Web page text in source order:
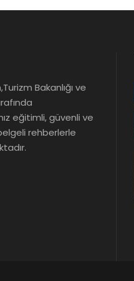
Bakanlığı ve
eğitimli, güvenli ve
rehberlerle